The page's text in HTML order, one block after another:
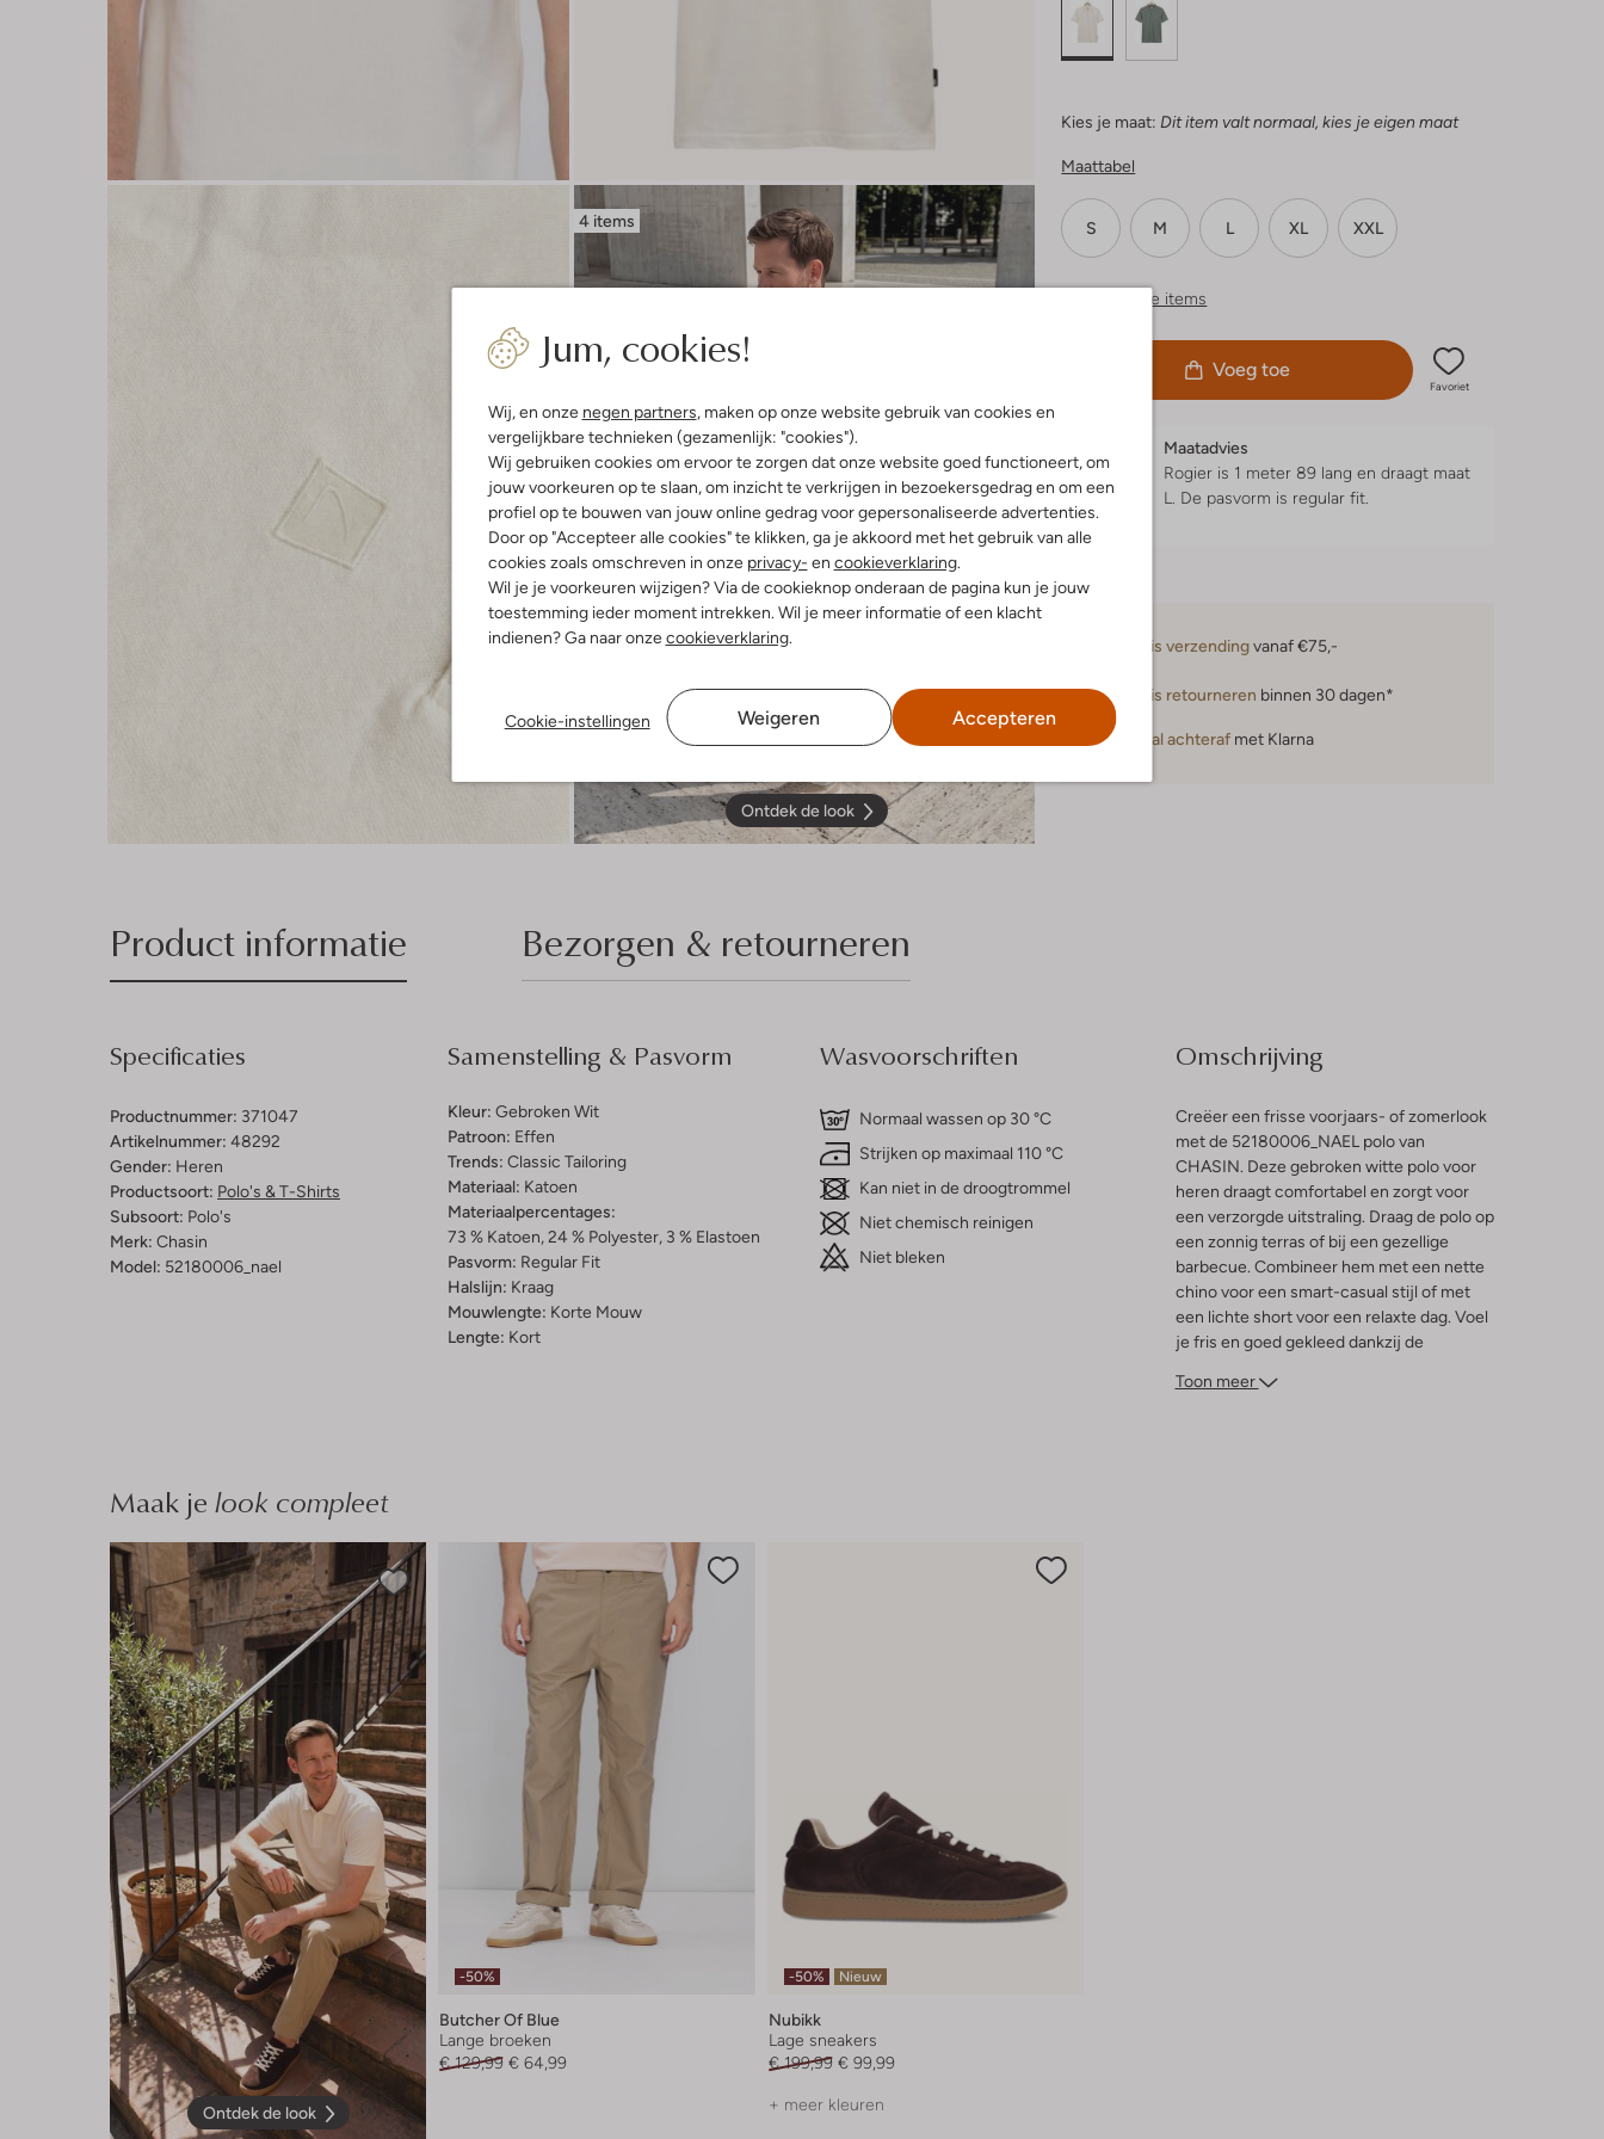
Jum, cookies!
Wij, en onze negen partners, maken op onze website gebruik van cookies en
vergelijkbare technieken (gezamenlijk: "cookies").
Wij gebruiken cookies om ervoor te zorgen dat onze website goed functioneert, om
jouw voorkeuren op te slaan, om inzicht te verkrijgen in bezoekersgedrag en om een
profiel op te bouwen van jouw online gedrag voor gepersonaliseerde advertenties.
Door op "Accepteer alle cookies" te klikken, ga je akkoord met het gebruik van alle
cookies zoals omschreven in onze privacy- en cookieverklaring.
Wil je je voorkeuren wijzigen? Via de cookieknop onderaan de pagina kun je jouw
toestemming ieder moment intrekken. Wil je meer informatie of een klacht
indienen? Ga naar onzecookieverklaring.
Cookie-instellingen Weigeren Accepteren
4 items
Ontdek de look
Kies je maat: Dit item valt normaal, kies je eigen maat
Maattabel
S M L XL XXL
Vergelijkbare items
Voeg toe
Favoriet
Maatadvies
Rogier is 1 meter 89 lang en draagt maat
L. De pasvorm is regular fit.
Gratis verzendingvanaf €75,-
Gratis retourneren binnen 30 dagen*
Betaal achteraf met Klarna
Product informatie Bezorgen & retourneren
Specificaties
Productnummer: 371047
Artikelnummer: 48292
Gender: Heren
Productsoort: Polo's & T-Shirts
Subsoort: Polo's
Merk: Chasin
Model: 52180006_nael
Samenstelling & Pasvorm
Kleur: Gebroken Wit
Patroon: Effen
Trends: Classic Tailoring
Materiaal: Katoen
Materiaalpercentages:
73 % Katoen, 24 % Polyester, 3 % Elastoen
Pasvorm: Regular Fit
Halslijn: Kraag
Mouwlengte: Korte Mouw
Lengte: Kort
Wasvoorschriften
Normaal wassen op 30 °C
Strijken op maximaal 110 °C
Kan niet in de droogtrommel
Niet chemisch reinigen
Niet bleken
Omschrijving
Creëer een frisse voorjaars- of zomerlook
met de 52180006_NAEL polo van
CHASIN. Deze gebroken witte polo voor
heren draagt comfortabel en zorgt voor
een verzorgde uitstraling. Draag de polo op
een zonnig terras of bij een gezellige
barbecue. Combineer hem met een nette
chino voor een smart-casual stijl of met
een lichte short voor een relaxte dag. Voel
je fris en goed gekleed dankzij de
knoopsluiting. Voeg deze essential toe aan
Toon meer
Maak je look compleet
Ontdek de look
-50%
Butcher Of Blue
Lange broeken
€ 129,99 € 64,99
-50% Nieuw
Nubikk
Lage sneakers
€ 199,99 € 99,99
+ meer kleuren